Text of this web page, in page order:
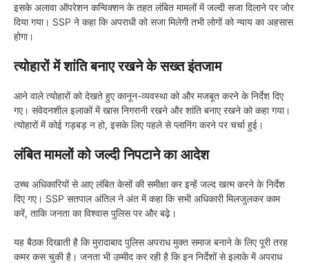
इसके अलावा ऑपरेशन कन्विक्शन के तहत लंबित मामलों में जल्दी सजा दिलाने पर जोर
दिया गया। SSP ने कहा कि अपराधी को सजा मिलेगी तभी लोगों को न्याय का अहसास
होगा।
त्योहारों में शांति बनाए रखने के सख्त इंतजाम
आने वाले त्योहारों को देखते हुए कानून-व्यवस्था को और मजबूत करने के निर्देश दिए
गए। संवेदनशील इलाकों में खास निगरानी रखने और शांति बनाए रखने को कहा गया।
त्योहारों में कोई गड़बड़ न हो, इसके लिए पहले से प्लानिंग करने पर चर्चा हुई।
लंबित मामलों को जल्दी निपटाने का आदेश
उच्च अधिकारियों से आए लंबित केसों की समीक्षा कर इन्हें जल्द खत्म करने के निर्देश
दिए गए। SSP सतपाल अंतिल ने अंत में कहा कि सभी अधिकारी मिलजुलकर काम
करें, ताकि जनता का विश्वास पुलिस पर और बढ़े।
यह बैठक दिखाती है कि मुरादाबाद पुलिस अपराध मुक्त समाज बनाने के लिए पूरी तरह
कमर कस चुकी है। जनता भी उम्मीद कर रही है कि इन निर्देशों से इलाके में अपराध